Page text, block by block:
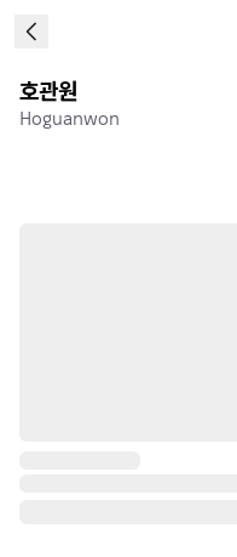
호관원
Hoguanwon